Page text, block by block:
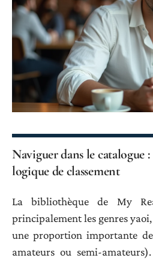
Naviguer dans le catalogue
logique de classement
La bibliothèque de My
principalement les genres
une proportion importante
amateurs ou semi-